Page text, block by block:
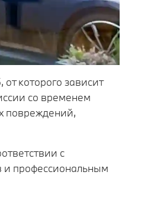
которого зависит
со временем
повреждений,
с
и профессиональным